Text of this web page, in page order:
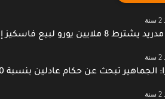
8 ملايين يورو لبيع فاسكيز إلى...
الجماهير تبحث عن حكام عادلين بنسبة 100% -...